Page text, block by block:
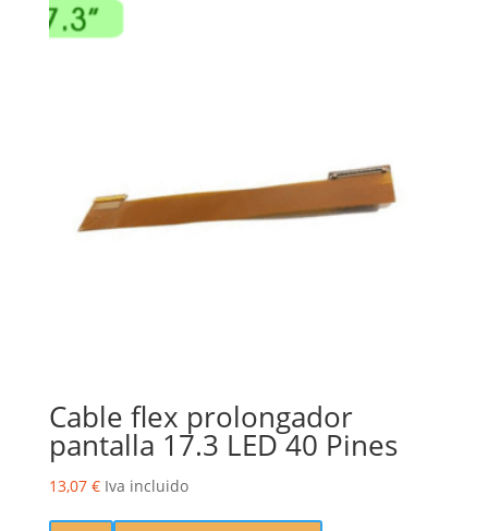
Cable flex prolongador
pantalla 17.3 LED 40 Pines
13,07 € Iva incluido